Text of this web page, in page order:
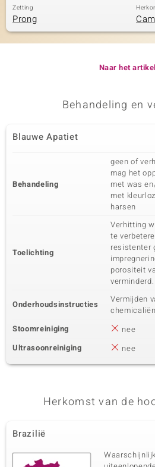
Zetting
Prong
Naar het artikel
Behandeling en
Blauwe Apatiet
Behandeling
geen of
mag het
met was
met
harsen
Toelichting
Verhitting
te
resistenter
porositeit
verminderd.
Onderhoudsinstructies
Vermijden
chemicaliën
Stoomreiniging
nee
Ultrasoonreiniging
nee
Herkomst van de
Brazilië